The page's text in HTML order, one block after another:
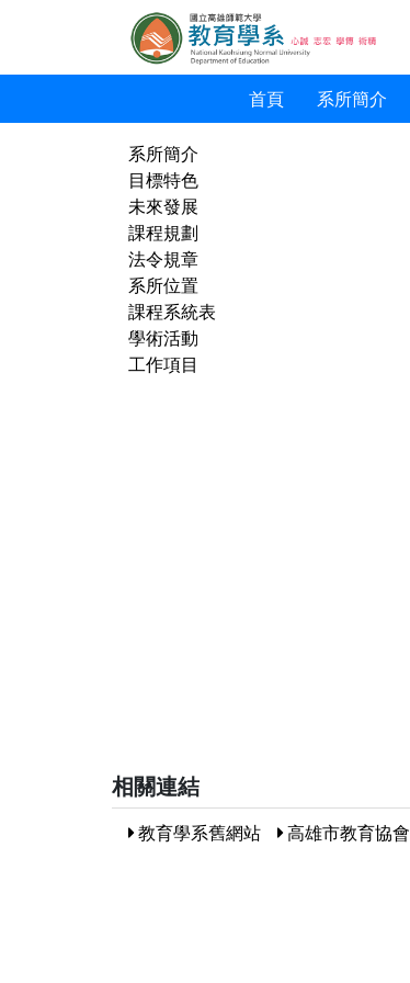
首頁 系所簡介
系所簡介
目標特色
未來發展
課程規劃
法令規章
系所位置
課程系統表
學術活動
工作項目
相關連結
教育學系舊網站 高雄市教育協會